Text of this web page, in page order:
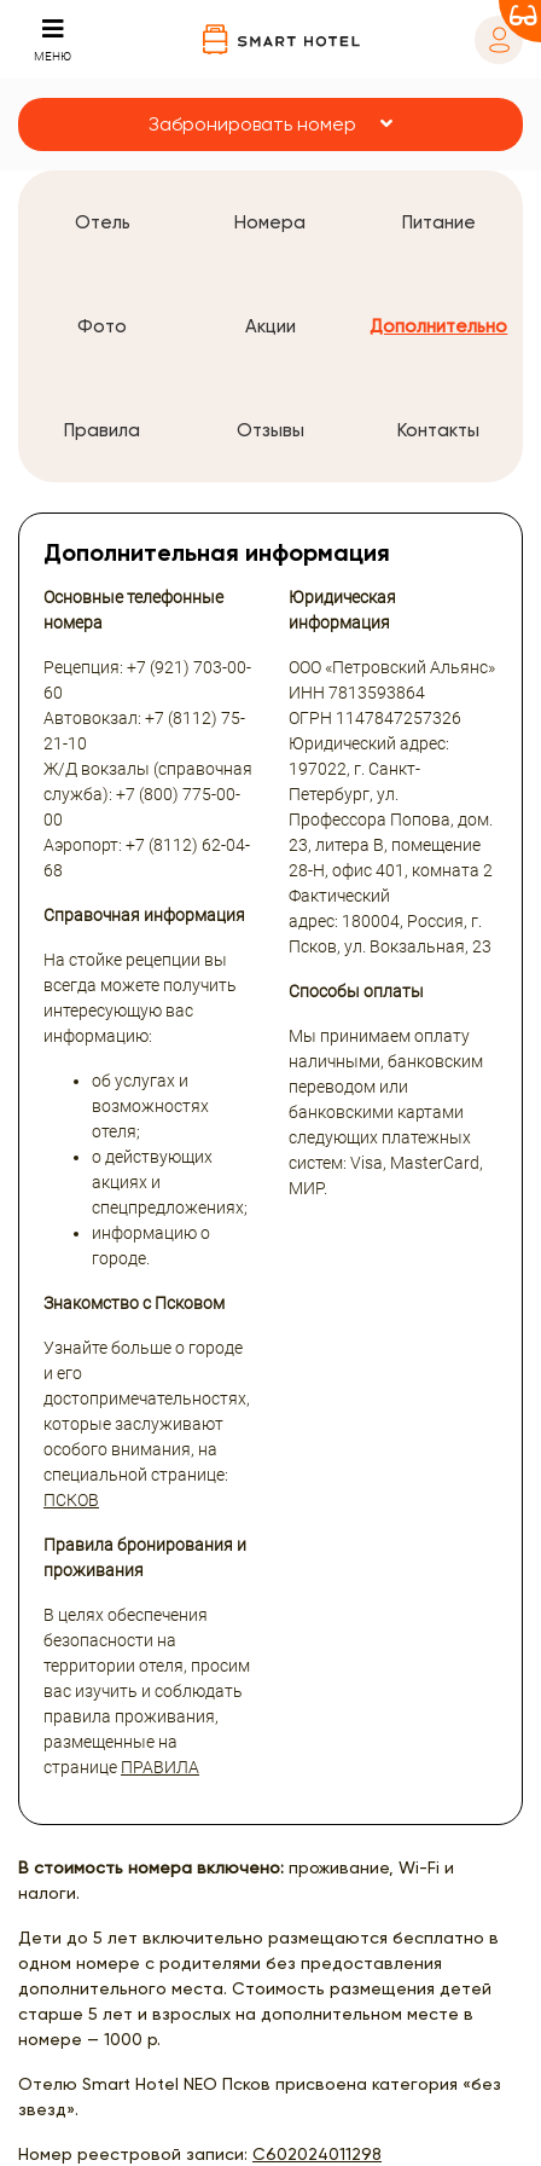
МЕНЮ
Забронировать номер
Отель Номера Питание
Фото Акции Дополнительно
Правила Отзывы Контакты
Дополнительная информация
Основные телефонные
номера
Рецепция: +7 (921) 703-00-
60
Автовокзал: +7 (8112) 75-
21-10
Ж/Д вокзалы (справочная
служба): +7 (800) 775-00-
00
Аэропорт: +7 (8112) 62-04-
68
Справочная информация
На стойке рецепции вы
всегда можете получить
интересующую вас
информацию:
об услугах и
возможностях
отеля;
о действующих
акциях и
спецпредложениях;
информацию о
городе.
Знакомство с Псковом
Узнайте больше о городе
и его
достопримечательностях,
которые заслуживают
особого внимания, на
специальной странице:
ПСКОВ
Правила бронирования и
проживания
В целях обеспечения
безопасности на
территории отеля, просим
вас изучить и соблюдать
правила проживания,
размещенные на
странице ПРАВИЛА
Юридическая
информация
ООО «Петровский Альянс»
ИНН 7813593864
ОГРН 1147847257326
Юридический адрес:
197022, г. Санкт-
Петербург, ул.
Профессора Попова, дом.
23, литера В, помещение
28-Н, офис 401, комната 2
Фактический
адрес: 180004, Россия, г.
Псков, ул. Вокзальная, 23
Способы оплаты
Мы принимаем оплату
наличными, банковским
переводом или
банковскими картами
следующих платежных
систем: Visa, MasterCard,
МИР.
В стоимость номера включено: проживание, Wi-Fi и
налоги.
Дети до 5 лет включительно размещаются бесплатно в
одном номере с родителями без предоставления
дополнительного места. Стоимость размещения детей
старше 5 лет и взрослых на дополнительном месте в
номере — 1000 р.
Отелю Smart Hotel NEO Псков присвоена категория «без
звезд».
Номер реестровой записи: С602024011298